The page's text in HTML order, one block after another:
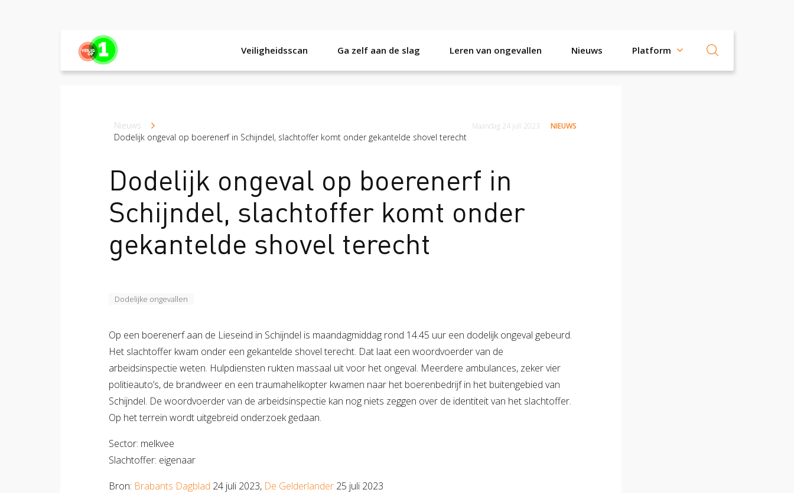
Veiligheidsscan Ga zelf aan de slag Leren van ongevallen Nieuws Platform
Kruimelpad
Nieuws
Dodelijk ongeval op boerenerf in Schijndel, slachtoffer komt onder gekantelde shovel terecht
Maandag 24 juli 2023 NIEUWS
Dodelijk ongeval op boerenerf in
Schijndel, slachtoffer komt onder
gekantelde shovel terecht
Dodelijke ongevallen
Op een boerenerf aan de Lieseind in Schijndel is maandagmiddag rond 14.45 uur een dodelijk ongeval gebeurd.
Het slachtoffer kwam onder een gekantelde shovel terecht. Dat laat een woordvoerder van de
arbeidsinspectie weten. Hulpdiensten rukten massaal uit voor het ongeval. Meerdere ambulances, zeker vier
politieauto’s, de brandweer en een traumahelikopter kwamen naar het boerenbedrijf in het buitengebied van
Schijndel. De woordvoerder van de arbeidsinspectie kan nog niets zeggen over de identiteit van het slachtoffer.
Op het terrein wordt uitgebreid onderzoek gedaan.
Sector: melkvee
Slachtoffer: eigenaar
Bron: Brabants Dagblad 24 juli 2023, De Gelderlander25 juli 2023